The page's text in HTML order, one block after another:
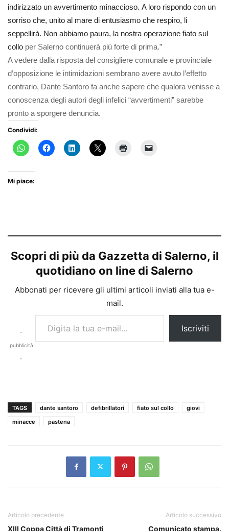
indirizzato un avvertimento minaccioso. A loro rispondo con un
sorriso che, unito al mare di entusiasmo che respiro, li
seppellirà. Non abbiamo paura, la nostra operazione fiato sul
collo per Salerno continuerà più forte di prima.”
A vedere dalla risposta del consigliere comunale e provinciale
d’opposizione le intimidazioni sembrano avere avuto l’effetto
contrario, Dante Santoro fa anche sapere che qualora venisse a
conoscenza degli autori degli infelici “avvertimenti” sarebbe
pronto a sporgere denuncia.
Condividi:
Mi piace:
Scopri di più da Gazzetta di Salerno, il
quotidiano on line di Salerno
Abbonati per ricevere gli ultimi articoli inviati alla tua e-
mail.
-
pubblicità
-
Digita la tua e-mail...
Iscriviti
TAGS dante santoro defibrillatori fiato sul collo
giovi
minacce
pastena
Articolo precedente
XIII Coppa Città di Tramonti
Articolo successivo
Comunicato stampa.